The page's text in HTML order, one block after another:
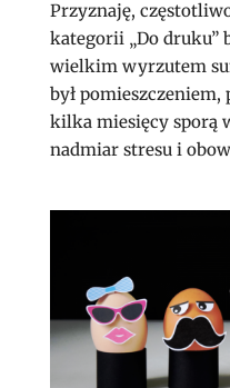
Przyznaję,
kategorii „Do druku”
wielkim wyrzutem
był pomieszczeniem,
kilka miesięcy sporą
nadmiar stresu i